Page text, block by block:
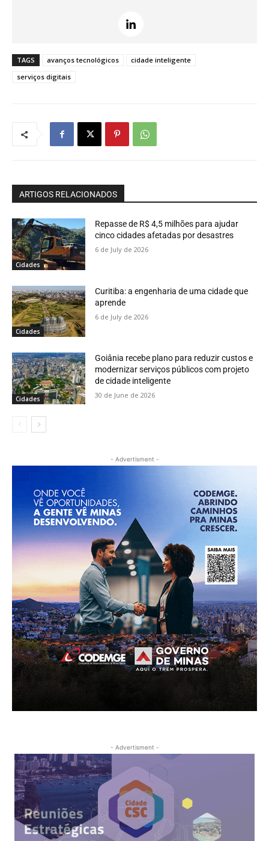
TAGS avanços tecnológicos
cidade inteligente
serviços digitais
ARTIGOS RELACIONADOS
Cidades
Repasse de R$ 4,5 milhões para ajudar
cinco cidades afetadas por desastres
6 de July de 2026
Cidades
Curitiba: a engenharia de uma cidade que
aprende
6 de July de 2026
Cidades
Goiânia recebe plano para reduzir custos e
modernizar serviços públicos com projeto
de cidade inteligente
30 de June de 2026
- Advertisment -
- Advertisment -